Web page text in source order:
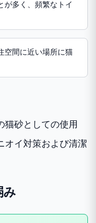
が多く、頻繁なトイ
空間に近い場所に猫
猫砂としての使用
オイ対策および清潔
み